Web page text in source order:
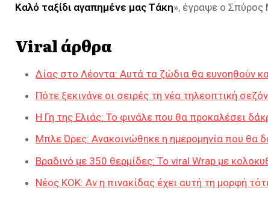
Καλό ταξίδι αγαπημένε μας Τάκη», έγραψε ο Σπύρος
Viral άρθρα
Δίας στο Λέοντα: Αυτά τα ζώδια θα ευνοηθούν
Πότε ξεκινάνε οι σειρές τη νέα τηλεοπτική
Η Γη της Ελιάς: Το φινάλε που θα προκαλέσει
Μπλε Ώρες: Ανακοινώθηκε η ημερομηνία που θα
Βραδινό με 350 θερμίδες: Το viral Wrap με
Νέος ΚΟΚ: Αν η πινακίδας έχει αυτή τη μορφή